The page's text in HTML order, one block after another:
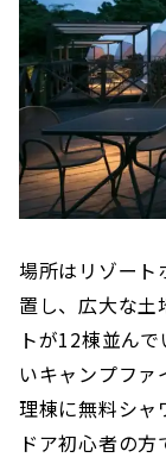
場所はリゾート
置し、広大な土
トが12棟並ん
いキャンプフ
理棟に無料シャ
ドア初心者の方